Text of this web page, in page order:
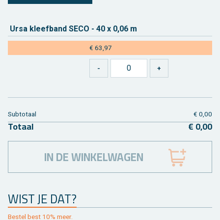
Ursa kleef­band SECO - 40 x 0,06 m
€ 63,97
WIST JE DAT?
Be­stel best 10% meer.
Sub­to­taal € 0,00
To­taal € 0,00
IN DE WINKELWAGEN